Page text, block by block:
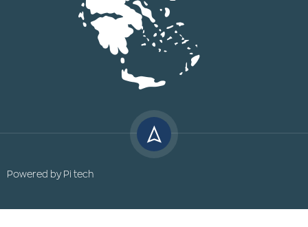
Powered by Pi tech